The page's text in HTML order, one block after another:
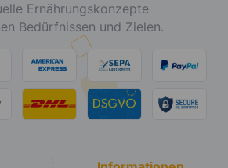
Ernährungskonzepte
Bedürfnissen und Zielen.